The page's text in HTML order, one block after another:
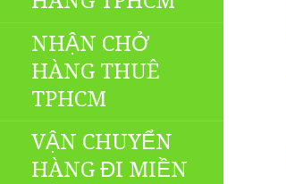
NHẬN CHỞ
HÀNG THUÊ
TPHCM
VẬN CHUYỂN
HÀNG ĐI MIỀN